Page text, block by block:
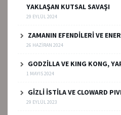
YAKLAŞAN KUTSAL SAVAŞI
29 EYLÜL 2024
ZAMANIN EFENDİLERİ VE
26 HAZIRAN 2024
GODZİLLA VE KING KONG,
1 MAYIS 2024
GİZLİ İSTİLA VE CLOWARD
29 EYLÜL 2023